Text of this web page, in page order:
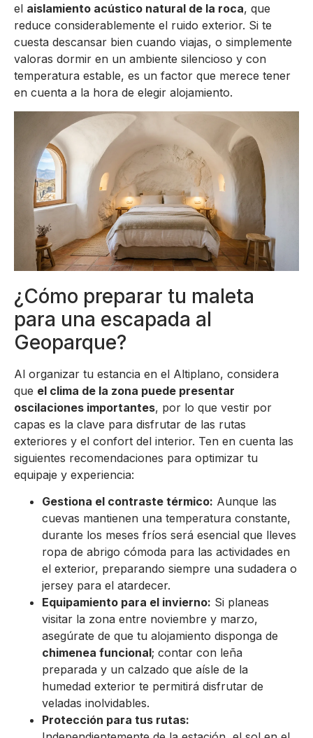
el aislamiento acústico natural de la roca, que
reduce considerablemente el ruido exterior. Si te
cuesta descansar bien cuando viajas, o simplemente
valoras dormir en un ambiente silencioso y con
temperatura estable, es un factor que merece tener
en cuenta a la hora de elegir alojamiento.
¿Cómo preparar tu maleta
para una escapada al
Geoparque?
Al organizar tu estancia en el Altiplano, considera
que el clima de la zona puede presentar
oscilaciones importantes, por lo que vestir por
capas es la clave para disfrutar de las rutas
exteriores y el confort del interior. Ten en cuenta las
siguientes recomendaciones para optimizar tu
equipaje y experiencia:
Gestiona el contraste térmico: Aunque las
cuevas mantienen una temperatura constante,
durante los meses fríos será esencial que lleves
ropa de abrigo cómoda para las actividades en
el exterior, preparando siempre una sudadera o
jersey para el atardecer.
Equipamiento para el invierno: Si planeas
visitar la zona entre noviembre y marzo,
asegúrate de que tu alojamiento disponga de
chimenea funcional; contar con leña
preparada y un calzado que aísle de la
humedad exterior te permitirá disfrutar de
veladas inolvidables.
Protección para tus rutas: